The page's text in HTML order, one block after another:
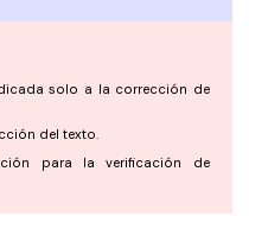
solo a la corrección de
del texto.
para la verificación de